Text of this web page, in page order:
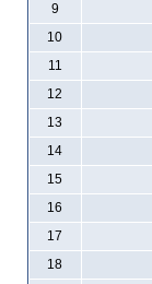
9
10
11
12
13
14
15
16
17
18